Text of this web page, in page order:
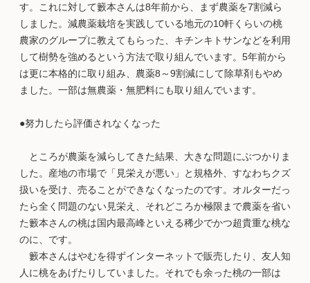
す。これに対して籔本さんは8年前から、まず農薬を7割減ら
しました。減農薬栽培を実践している地元の10軒くらいの桃
農家のグループに教えてもらった、キチンキトサンなどを利用
して樹勢を強めるという方法で取り組んでいます。5年前から
は更に本格的に取り組み、農薬8～9割減にして除草剤もやめ
ました。一部は無農薬・無肥料にも取り組んでいます。
●努力したら評価されなくなった
ところが農薬を減らしてきた結果、大きな問題にぶつかりま
した。産地の市場で「見栄えが悪い」と規格外、すなわちクズ
扱いを受け、売ることができなくなったのです。オルターだっ
たら全く問題のない見栄え、それどころか極限まで農薬を省い
た籔本さんの桃は国内最高峰といえる稀少でかつ超貴重な桃な
のに、です。
籔本さんはやむを得ずインターネットで販売したり、友人知
人に桃をあげたりしていました。それでも余った桃の一部は